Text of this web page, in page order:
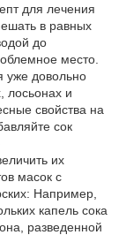
для лечения
в равных
до
место.
уже довольно
лосьонах и
свойства на
сок
их
масок с
Например,
капель сока
разведенной